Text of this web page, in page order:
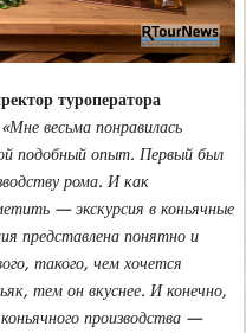
туроператора
«Мне весьма понравилась
подобный опыт. Первый был
рома. И как
— экскурсия в коньячные
представлена понятно и
такого, чем хочется
тем он вкуснее. И конечно,
производства —